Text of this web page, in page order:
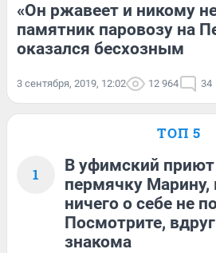
«Он ржавеет и никому
памятник паровозу на
оказался бесхозным
3 сентября, 2019, 12:02 12 964 34
ТОП 5
1
В уфимский приют
пермячку Марину,
ничего о себе не
Посмотрите,
знакома